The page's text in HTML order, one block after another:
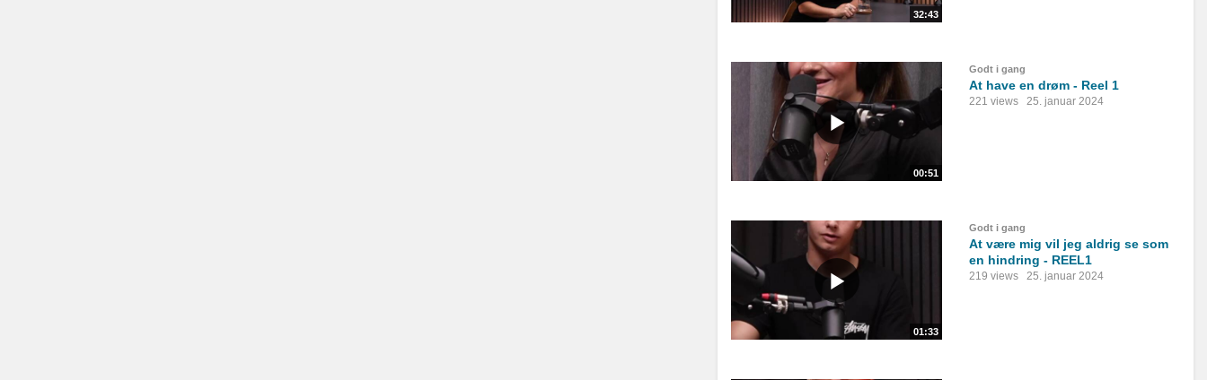
32:43
00:51
Godt i gang
At have en drøm - Reel 1
221 views 25. januar 2024
01:33
Godt i gang
At være mig vil jeg aldrig se som
en hindring - REEL1
219 views 25. januar 2024